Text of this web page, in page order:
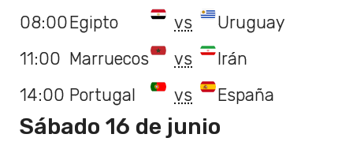
08:00Egipto vs
Uruguay
11:00 Marruecos vs
Irán
14:00 Portugal vs España
Sábado 16 de junio